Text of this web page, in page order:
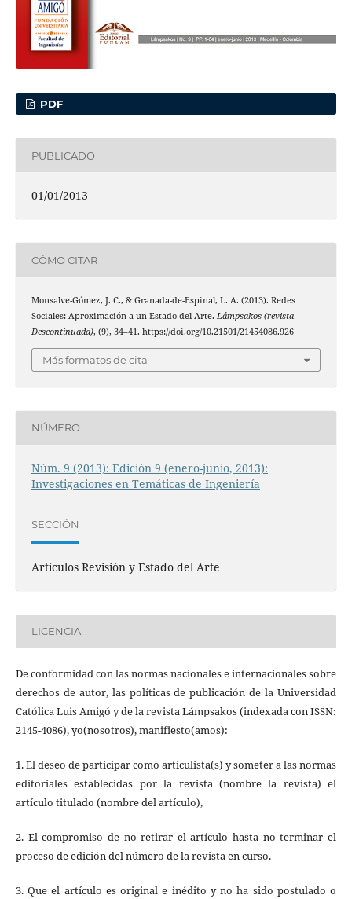
PDF
PUBLICADO
01/01/2013
CÓMO CITAR
Monsalve-Gómez, J. C., & Granada-de-Espinal, L. A. (2013). Redes
Sociales: Aproximación a un Estado del Arte. Lámpsakos (revista
Descontinuada), (9), 34–41. https://doi.org/10.21501/21454086.926
Más formatos de cita
NÚMERO
Núm. 9 (2013): Edición 9 (enero-junio, 2013):
Investigaciones en Temáticas de Ingeniería
SECCIÓN
Artículos Revisión y Estado del Arte
LICENCIA
De conformidad con las normas nacionales e internacionales sobre
derechos de autor, las políticas de publicación de la Universidad
Católica Luis Amigó y de la revista Lámpsakos (indexada con ISSN:
2145-4086), yo(nosotros), manifiesto(amos):
1. El deseo de participar como articulista(s) y someter a las normas
editoriales establecidas por la revista (nombre la revista) el
artículo titulado (nombre del artículo),
2. El compromiso de no retirar el artículo hasta no terminar el
proceso de edición del número de la revista en curso.
3. Que el artículo es original e inédito y no ha sido postulado o